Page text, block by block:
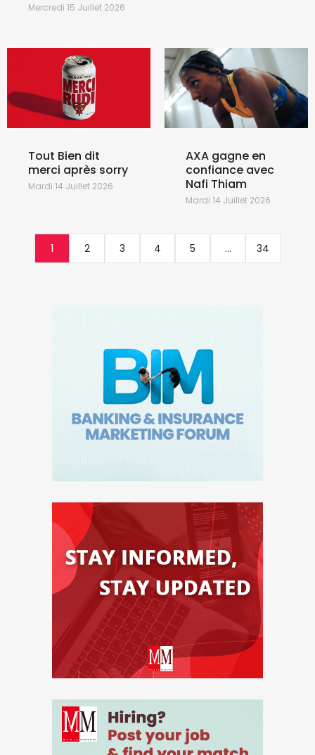
Mercredi 15 Juillet 2026
Tout Bien dit
merci après sorry
Mardi 14 Juillet 2026
AXA gagne en
confiance avec
Nafi Thiam
Mardi 14 Juillet 2026
1 2 3 4 5 ... 34